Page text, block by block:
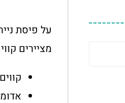
על פיסת נייר
מציירים